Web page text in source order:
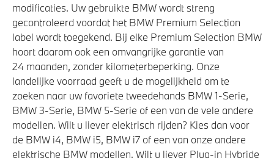
modificaties. Uw gebruikte BMW wordt streng
gecontroleerd voordat het BMW Premium Selection
label wordt toegekend. Bij elke Premium Selection BMW
hoort daarom ook een omvangrijke garantie van
24 maanden, zonder kilometerbeperking. Onze
landelijke voorraad geeft u de mogelijkheid om te
zoeken naar uw favoriete tweedehands BMW 1-Serie,
BMW 3-Serie, BMW 5-Serie of een van de vele andere
modellen. Wilt u liever elektrisch rijden? Kies dan voor
de BMW i4, BMW i5, BMW i7 of een van onze andere
elektrische BMW modellen. Wilt u liever Plug-in Hybride